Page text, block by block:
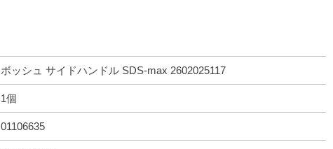
ボッシュ サイドハンドル SDS-max 2602025117
1個
01106635